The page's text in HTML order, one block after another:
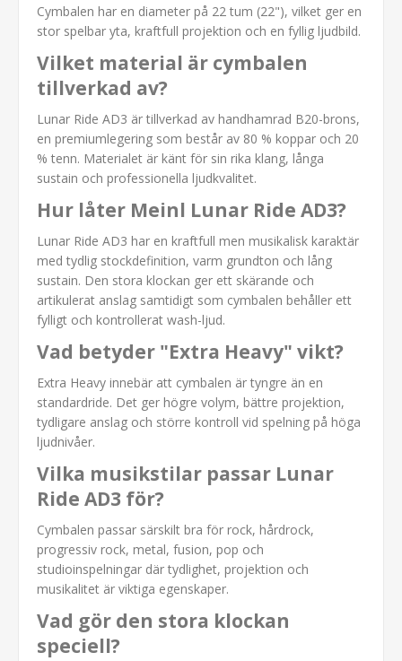
Cymbalen har en diameter på 22 tum (22"), vilket ger en
stor spelbar yta, kraftfull projektion och en fyllig ljudbild.
Vilket material är cymbalen
tillverkad av?
Lunar Ride AD3 är tillverkad av handhamrad B20-brons,
en premiumlegering som består av 80 % koppar och 20
% tenn. Materialet är känt för sin rika klang, långa
sustain och professionella ljudkvalitet.
Hur låter Meinl Lunar Ride AD3?
Lunar Ride AD3 har en kraftfull men musikalisk karaktär
med tydlig stockdefinition, varm grundton och lång
sustain. Den stora klockan ger ett skärande och
artikulerat anslag samtidigt som cymbalen behåller ett
fylligt och kontrollerat wash-ljud.
Vad betyder "Extra Heavy" vikt?
Extra Heavy innebär att cymbalen är tyngre än en
standardride. Det ger högre volym, bättre projektion,
tydligare anslag och större kontroll vid spelning på höga
ljudnivåer.
Vilka musikstilar passar Lunar
Ride AD3 för?
Cymbalen passar särskilt bra för rock, hårdrock,
progressiv rock, metal, fusion, pop och
studioinspelningar där tydlighet, projektion och
musikalitet är viktiga egenskaper.
Vad gör den stora klockan
speciell?